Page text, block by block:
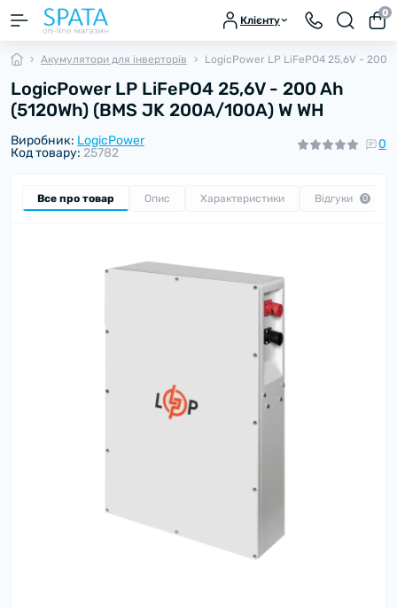
Клієнту
0
Акумулятори для інверторів LogicPower LP LiFePO4 25,6V - 200
LogicPower LP LiFePO4 25,6V - 200 Ah
(5120Wh) (BMS JK 200A/100А) W WH
Виробник: LogicPower
Код товару: 25782
0
Все про товар Опис Характеристики Відгуки 0